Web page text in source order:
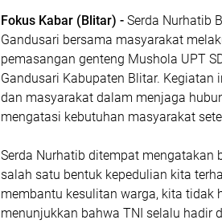
Fokus Kabar (Blitar) - Serda Nurhatib
Gandusari bersama masyarakat
pemasangan genteng Mushola UPT
Gandusari Kabupaten Blitar.
dan masyarakat dalam menjaga
mengatasi kebutuhan masyarakat
Serda Nurhatib ditempat
salah satu bentuk kepedulian kita
membantu kesulitan warga, kita tidak
menunjukkan bahwa TNI selalu hadir